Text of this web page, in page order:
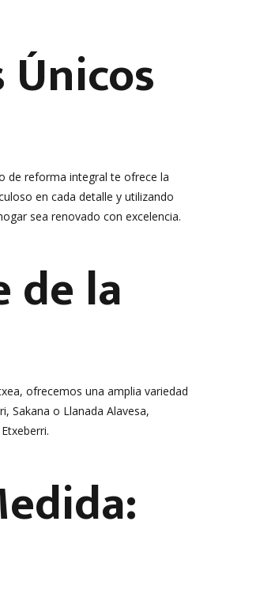
de reforma integral te ofrece la
en cada detalle y utilizando
sea renovado con excelencia.
de la
ofrecemos una amplia variedad
Sakana o Llanada Alavesa,